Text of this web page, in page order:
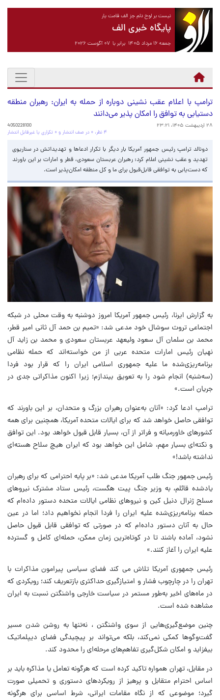
نیست بر لوح دلم جز الف قامت یار
پایگاه خبری الف
جمعه ۱۶ مرداد ۱۴۰۵ برابر با ۰۷ آگوست ۲۰۲۶
ترامپ با اعلام عقب نشینی دوباره از حمله به ایران: رهبران منطقه
دستیابی به توافق را امکان پذیر می‌دانند
۲۸ اردیبهشت ۱۴۰۵، ۲۳:۲۱
4050228100
۴ نظر، ۰ در صف انتشار و ۰ تکراری یا غیرقابل انتشار
دونالد ترامپ رئیس جمهور آمریکا بار دیگر با تکرار ادعاها و تهدیداتش در سناریوی
تهدید و عقب نشینی اعلام کرد: رهبران عربستان سعودی، قطر و امارات بر این باورند
که دست‌یابی به توافقی قابل‌قبول برای ما و کل منطقه امکان‌پذیر است.
به گزارش ایرنا، رئیس جمهور آمریکا امروز دوشنبه به وقت محلی در شبکه
اجتماعی تروث سوشال خود مدعی شد: «تمیم بن حمد آل ثانی امیر قطر،
محمد بن سلمان آل سعود ولیعهد عربستان سعودی و محمد بن زاید آل
نهیان رئیس امارات متحده عربی از من خواسته‌اند که حمله نظامی
برنامه‌ریزی‌شده ما علیه جمهوری اسلامی ایران را که قرار بود فردا
(سه‌شنبه) انجام شود را به تعویق بیندازم؛ زیرا اکنون مذاکراتی جدی در
جریان است.»
ترامپ ادعا کرد: «آنان به‌عنوان رهبران بزرگ و متحدان، بر این باورند که
توافقی حاصل خواهد شد که برای ایالات متحده آمریکا، همچنین برای همه
کشورهای خاورمیانه و فراتر از آن، بسیار قابل قبول خواهد بود. این توافق
و نکته‌ای بسیار مهم، شامل این خواهد بود که ایران هیچ سلاح هسته‌ای
نداشته باشد!»
رئیس جمهور جنگ طلب آمریکا مدعی شد: «بر پایه احترامی که برای رهبران
یادشده قائلم، به وزیر جنگ پیت هگست، رئیس ستاد مشترک نیروهای
مسلح ژنرال دنیل کین و نیروهای نظامی ایالات متحده دستور داده‌ام که
حمله برنامه‌ریزی‌شده علیه ایران را فردا انجام نخواهیم داد؛ اما در عین
حال به آنان دستور داده‌ام که در صورتی که توافقی قابل قبول حاصل
نشود، آماده باشند تا در کوتاه‌ترین زمان ممکن، حمله‌ای کامل و گسترده
علیه ایران را آغاز کنند.»
رئیس جمهوری آمریکا تلاش می کند فضای سیاسی پیرامون مذاکرات با
تهران را در چارچوب فشار و امتیازگیری حداکثری بازتعریف کند؛ رویکردی که
در ماه‌های اخیر به‌طور مستمر در سیاست خارجی واشنگتن نسبت به ایران
مشاهده شده است.
چنین موضع‌گیری‌هایی از سوی واشنگتن ، نه‌تنها به روشن شدن مسیر
گفت‌وگوها کمکی نمی‌کند، بلکه می‌تواند بر پیچیدگی فضای دیپلماتیک
بیفزاید و امکان شکل‌گیری تفاهم‌های مرحله‌ای را محدود کند.
در مقابل، تهران همواره تاکید کرده است که هرگونه تعامل یا مذاکره باید بر
اساس احترام متقابل و پرهیز از رویکردهای دستوری و تحمیلی صورت
گیرد؛ موضوعی که از نگاه مقامات ایرانی، شرط اساسی برای هرگونه